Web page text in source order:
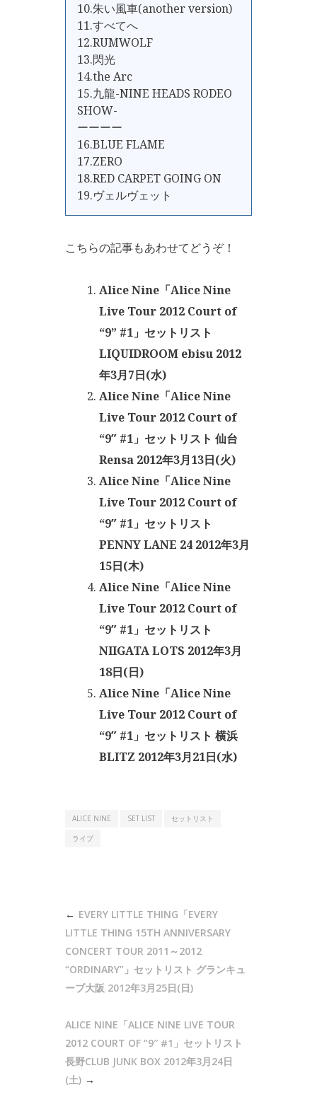
10.朱い風車(another version)
11.すべてへ
12.RUMWOLF
13.閃光
14.the Arc
15.九龍-NINE HEADS RODEO
SHOW-
ーーーー
16.BLUE FLAME
17.ZERO
18.RED CARPET GOING ON
19.ヴェルヴェット
こちらの記事もあわせてどうぞ！
Alice Nine「Alice Nine
Live Tour 2012 Court of
“9” #1」セットリスト
LIQUIDROOM ebisu 2012
年3月7日(水)
Alice Nine「Alice Nine
Live Tour 2012 Court of
“9″ #1」セットリスト 仙台
Rensa 2012年3月13日(火)
Alice Nine「Alice Nine
Live Tour 2012 Court of
“9″ #1」セットリスト
PENNY LANE 24 2012年3月
15日(木)
Alice Nine「Alice Nine
Live Tour 2012 Court of
“9″ #1」セットリスト
NIIGATA LOTS 2012年3月
18日(日)
Alice Nine「Alice Nine
Live Tour 2012 Court of
“9″ #1」セットリスト 横浜
BLITZ 2012年3月21日(水)
ALICE NINE SET LIST
セットリスト
ライブ
EVERY LITTLE THING「EVERY
LITTLE THING 15TH ANNIVERSARY
CONCERT TOUR 2011～2012
“ORDINARY”」セットリスト グランキュ
ーブ大阪 2012年3月25日(日)
ALICE NINE「ALICE NINE LIVE TOUR
2012 COURT OF “9″ #1」セットリスト
長野CLUB JUNK BOX 2012年3月24日
(土)